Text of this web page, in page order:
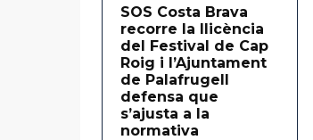
SOS Costa Brava
recorre la llicència
del Festival de Cap
Roig i l’Ajuntament
de Palafrugell
defensa que
s’ajusta a la
normativa